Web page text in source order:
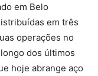
em Belo
em três
operações no
dos últimos
hoje abrange aço